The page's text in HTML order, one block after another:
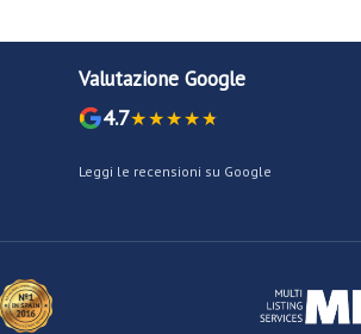
Valutazione Google
4.7
Leggi le recensioni su Google